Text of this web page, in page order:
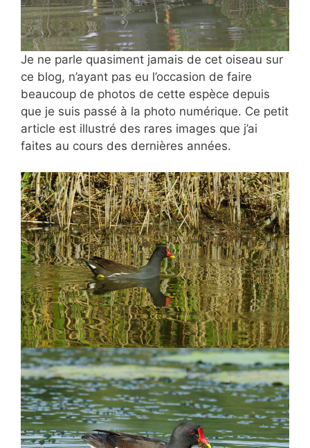
Je ne parle quasiment jamais de cet oiseau sur
ce blog, n’ayant pas eu l’occasion de faire
beaucoup de photos de cette espèce depuis
que je suis passé à la photo numérique. Ce petit
article est illustré des rares images que j’ai
faites au cours des dernières années.